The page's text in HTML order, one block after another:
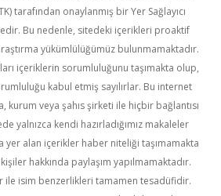
tarafından onaylanmış bir Yer Sağlayıcı
Bu nedenle, sitedeki içerikleri proaktif
yükümlülüğümüz bulunmamaktadır.
içeriklerin sorumluluğunu taşımakta olup,
kabul etmiş sayılırlar. Bu internet
kurum veya şahıs şirketi ile hiçbir bağlantısı
yalnızca kendi hazırladığımız makaleler
yer alan içerikler haber niteliği taşımamakta
hakkında paylaşım yapılmamaktadır.
ile isim benzerlikleri tamamen tesadüfidir.